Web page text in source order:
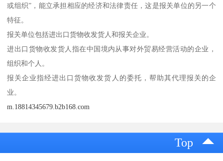
或组织”，能立承担相应的经济和法律责任，这是报关单位的另一个
特征。
报关单位包括进出口货物收发货人和报关企业。
进出口货物收发货人指在中国境内从事对外贸易经营活动的企业，
组织和个人。
报关企业指经进出口货物收发货人的委托，帮助其代理报关的企
业。
m.18814345679.b2b168.com
Top